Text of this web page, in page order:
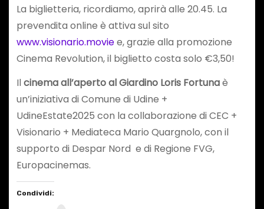
La biglietteria, ricordiamo, aprirà alle 20.45. La
prevendita online è attiva sul sito
www.visionario.moviee, grazie alla promozione
Cinema Revolution, il biglietto costa solo €3,50!
Ilcinema all’aperto al Giardino Loris Fortunaè
un’iniziativa di Comune di Udine +
UdineEstate2025 con la collaborazione di CEC +
Visionario + Mediateca Mario Quargnolo, con il
supporto di Despar Nord e di Regione FVG,
Europacinemas.
Condividi: